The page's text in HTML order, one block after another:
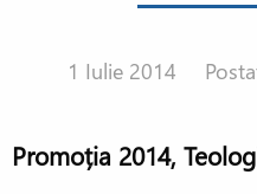
1 Iulie 2014
Promoția 2014,